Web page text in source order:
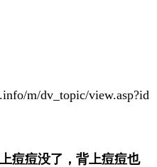
m/dv_topic/view.asp?id
痘痘没了，背上痘痘也